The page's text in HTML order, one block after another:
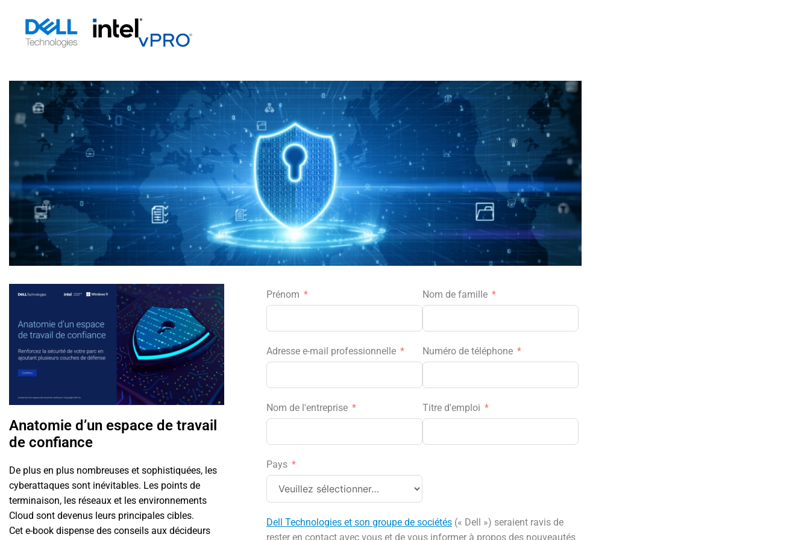
Anatomie d’un espace de travail
de confiance
De plus en plus nombreuses et sophistiquées, les
cyberattaques sont inévitables. Les points de
terminaison, les réseaux et les environnements
Cloud sont devenus leurs principales cibles.
Cet e-book dispense des conseils aux décideurs
Prénom Nom de famille
Adresse e-mail professionnelle
Nom de l'entreprise
Pays
Numéro de téléphone
Titre d'emploi
Dell Technologies et son groupe de sociétés (« Dell ») seraient ravis de
rester en contact avec vous et de vous informer à propos des nouveautés